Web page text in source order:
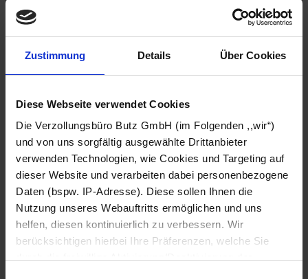
Zustimmung Details Über Cookies
Diese Webseite verwendet Cookies
Die Verzollungsbüro Butz GmbH (im Folgenden ,,wir“)
und von uns sorgfältig ausgewählte Drittanbieter
verwenden Technologien, wie Cookies und Targeting auf
dieser Website und verarbeiten dabei personenbezogene
Daten (bspw. IP-Adresse). Diese sollen Ihnen die
Nutzung unseres Webauftritts ermöglichen und uns
helfen, diesen kontinuierlich zu verbessern. Wir
berücksichtigen hierbei Ihre Präferenzen, welche Sie
zugestanden und technische Hilfestellung von
außen garantiert.
Europäische Zollunion
internationalen Standardisierung der Zollverfahren.
Die Vereinigung wurde 1968 gegründet und besteht
zum größten Teil aus den Staaten der EU. Die
Zollunion geht dabei weiter als ein klassisches
Freihandelsabkommen. So ist ein einheitlicher
Binnenmarkt entstanden, auf dem keine Zölle
erhoben werden und eine gemeinsamesTarifierung
verwendet wird. Diese baut dabei auf dem von der
WTO verwendeten